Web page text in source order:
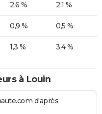
2,6 % 2,1 %
0,9 % 0,5 %
1,3 % 3,4 %
à Louin
d'après